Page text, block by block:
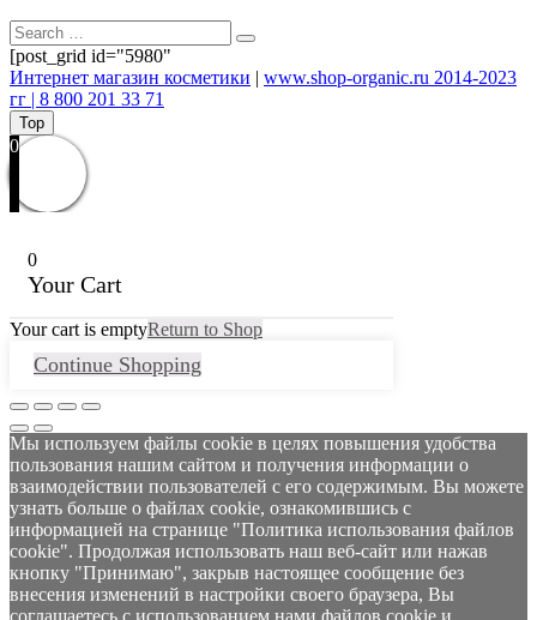
[post_grid id="5980"
Интернет магазин косметики | www.shop-organic.ru 2014-2023
гг | 8 800 201 33 71
Top
0
0
Your Cart
Your cart is emptyReturn to Shop
Continue Shopping
Мы используем файлы cookie в целях повышения удобства
пользования нашим сайтом и получения информации о
взаимодействии пользователей с его содержимым. Вы можете
узнать больше о файлах cookie, ознакомившись с
информацией на странице "Политика использования файлов
cookie". Продолжая использовать наш веб-сайт или нажав
кнопку "Принимаю", закрыв настоящее сообщение без
внесения изменений в настройки своего браузера, Вы
соглашаетесь с использованием нами файлов cookie и